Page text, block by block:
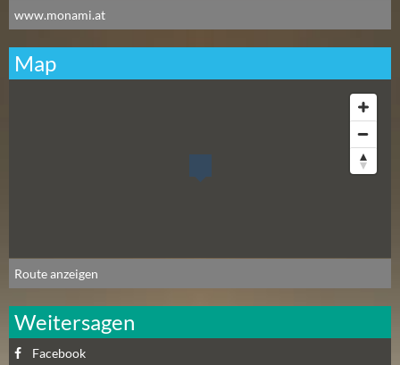
E
R
S
A
A
U
G
www.monami.at
Map
Route anzeigen
Weitersagen
Facebook